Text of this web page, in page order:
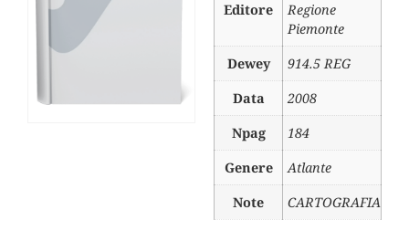
Editore
Regione
Piemonte
Dewey
914.5 REG
Data
2008
Npag
184
Genere
Atlante
Note
CARTOGRAFIA